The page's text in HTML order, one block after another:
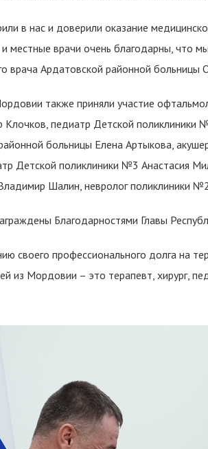
в нас и доверили оказание
местные врачи очень благодарны, что
врача Ардатовской районной больницы
также приняли участие
Клочков, педиатр Детской
больницы Елена Артыкова,
Детской поликлиники №3 Анастасия
Шалин, невролог поликлиники
Благодарностями Главы
своего профессионального долга на
из Мордовии – это терапевт, хирург,